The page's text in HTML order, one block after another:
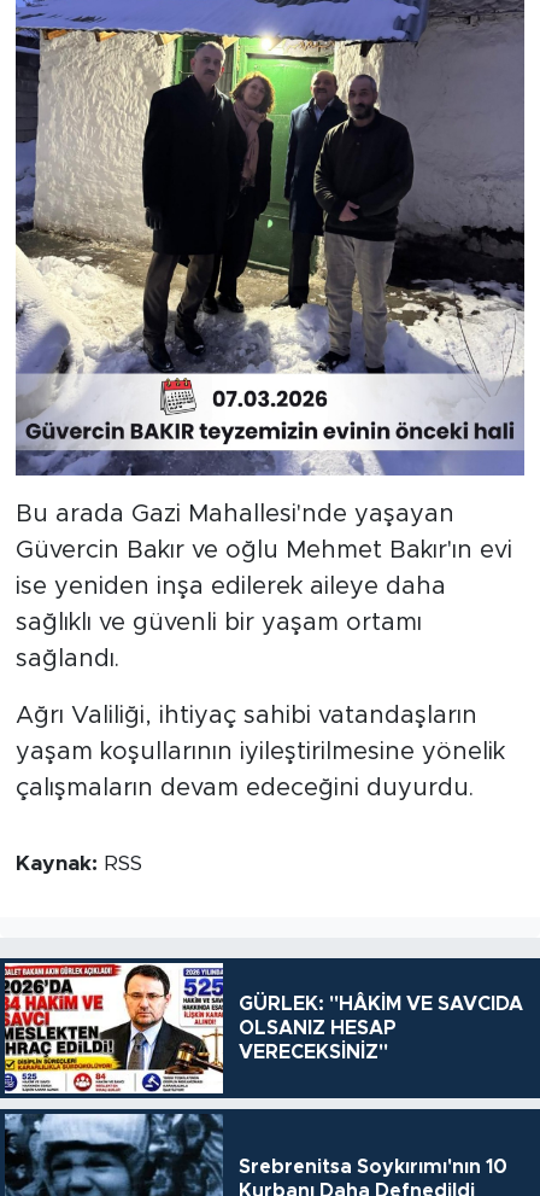
Bu arada Gazi Mahallesi'nde yaşayan
Güvercin Bakır ve oğlu Mehmet Bakır'ın evi
ise yeniden inşa edilerek aileye daha
sağlıklı ve güvenli bir yaşam ortamı
sağlandı.
Ağrı Valiliği, ihtiyaç sahibi vatandaşların
yaşam koşullarının iyileştirilmesine yönelik
çalışmaların devam edeceğini duyurdu.
Kaynak: RSS
GÜRLEK: "HÂKİM VE SAVCIDA
OLSANIZ HESAP
VERECEKSİNİZ"
Srebrenitsa Soykırımı'nın 10
Kurbanı Daha Defnedildi